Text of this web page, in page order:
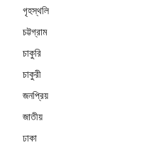
গৃহস্থলি
চট্টগ্রাম
চাকুরি
চাকুরী
জনপ্রিয়
জাতীয়
ঢাকা